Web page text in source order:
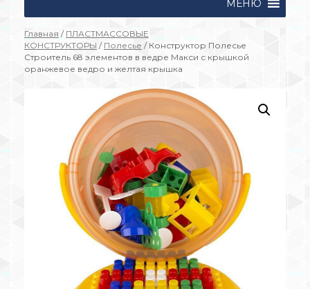
МЕНЮ
Главная / ПЛАСТМАССОВЫЕ
КОНСТРУКТОРЫ / Полесье / Конструктор Полесье
Строитель 68 элементов в ведре Макси с крышкой
оранжевое ведро и желтая крышка